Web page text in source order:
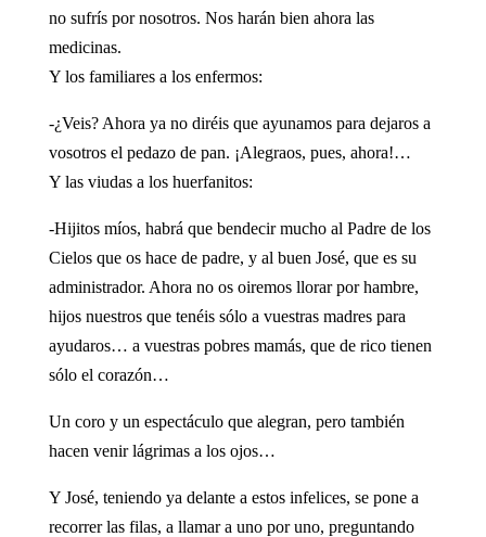
no sufrís por nosotros. Nos harán bien ahora las
medicinas.
Y los familiares a los enfermos:
-¿Veis? Ahora ya no diréis que ayunamos para dejaros a
vosotros el pedazo de pan. ¡Alegraos, pues, ahora!…
Y las viudas a los huerfanitos:
-Hijitos míos, habrá que bendecir mucho al Padre de los
Cielos que os hace de padre, y al buen José, que es su
administrador. Ahora no os oiremos llorar por hambre,
hijos nuestros que tenéis sólo a vuestras madres para
ayudaros… a vuestras pobres mamás, que de rico tienen
sólo el corazón…
Un coro y un espectáculo que alegran, pero también
hacen venir lágrimas a los ojos…
Y José, teniendo ya delante a estos infelices, se pone a
recorrer las filas, a llamar a uno por uno, preguntando